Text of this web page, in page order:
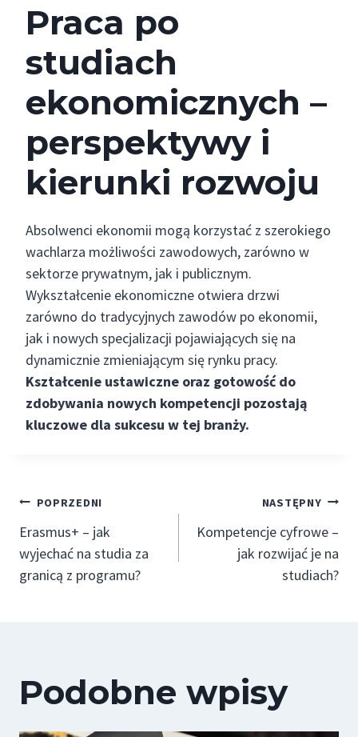
Praca po
studiach
ekonomicznych –
perspektywy i
kierunki rozwoju
Absolwenci ekonomii mogą korzystać z szerokiego
wachlarza możliwości zawodowych, zarówno w
sektorze prywatnym, jak i publicznym.
Wykształcenie ekonomiczne otwiera drzwi
zarówno do tradycyjnych zawodów po ekonomii,
jak i nowych specjalizacji pojawiających się na
dynamicznie zmieniającym się rynku pracy.
Kształcenie ustawiczne oraz gotowość do
zdobywania nowych kompetencji pozostają
kluczowe dla sukcesu w tej branży.
Nawigacja
wpisu
POPRZEDNI
Erasmus+ – jak
wyjechać na studia za
granicą z programu?
NASTĘPNY
Kompetencje cyfrowe –
jak rozwijać je na
studiach?
Podobne wpisy